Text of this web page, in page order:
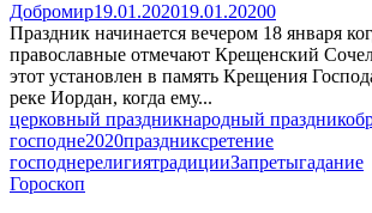
Добромир19.01.202019.01.20200
Праздник начинается вечером 18 января
православные отмечают Крещенский
этот установлен в память Крещения
реке Иордан, когда ему...
церковный праздникнародный праздник
господне2020праздниксретение
господнерелигиятрадицииЗапретыгадание
Гороскоп